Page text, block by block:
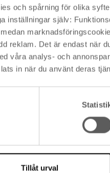
och spårning för olika
inställningar själv:
reklam. Det är endast när
våra analys- och
in när du använt deras
Tillåt urval
3 % och vi tar inte ut
räntekostnaden för